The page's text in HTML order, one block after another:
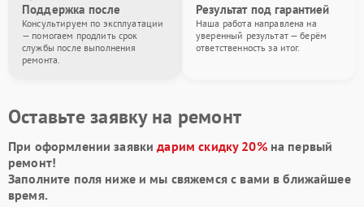
Поддержка после
Консультируем по эксплуатации
— помогаем продлить срок
службы после выполнения
ремонта.
Результат под гарантией
Наша работа направлена на
уверенный результат — берём
ответственность за итог.
Оставьте заявку на ремонт
При оформлении заявкидарим скидку 20%на первый
ремонт!
Заполните поля ниже и мы свяжемся с вами в ближайшее
время.